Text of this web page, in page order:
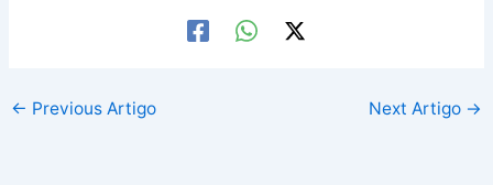
← Previous Artigo Next Artigo →